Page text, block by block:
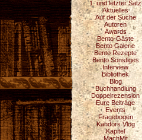
1. und letzter Satz
Aktuelles
Auf der Suche
Autoren
Awards
Bento-Gäste
Bento Galerie
Bento Rezepte
Bento Sonstiges
Interview
Bibliothek
Blog
Buchhandlung
Doppelrezension
Eure Beiträge
Events
Fragebogen
Kahdors Vlog
Kapitel
MachMit